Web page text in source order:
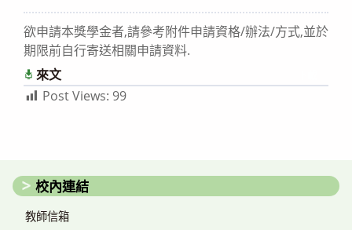
欲申請本獎學金者,請參考附件申請資格/辦法/方式,並於
期限前自行寄送相關申請資料.
來文
Post Views: 99
校內連結
教師信箱